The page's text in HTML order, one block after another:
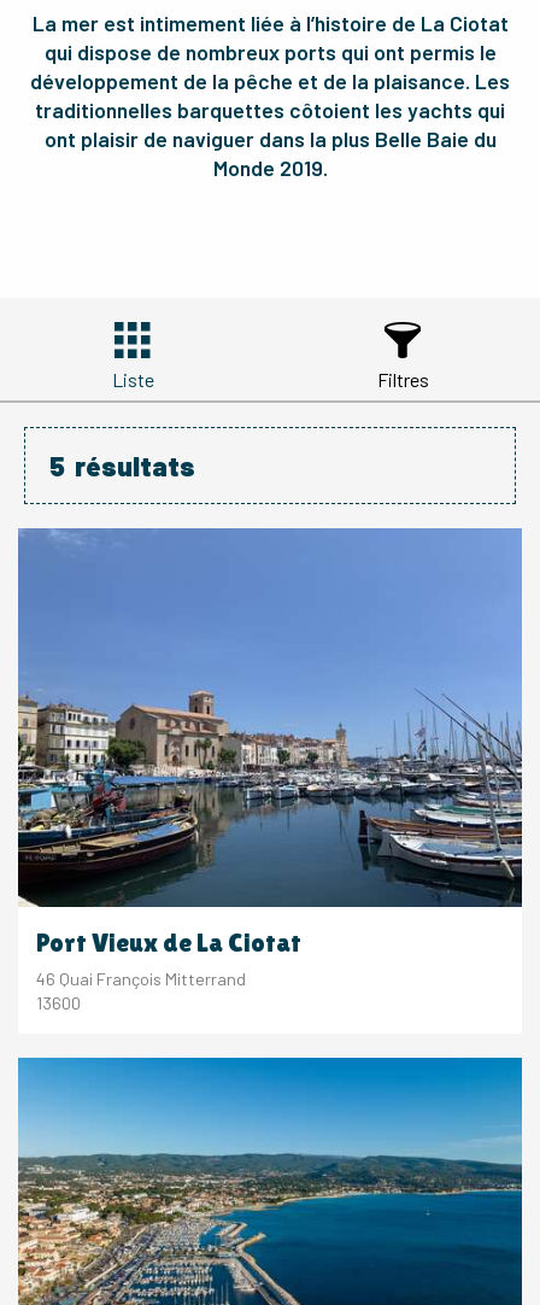
La mer est intimement liée à l’histoire de La Ciotat
qui dispose de nombreux ports qui ont permis le
développement de la pêche et de la plaisance. Les
traditionnelles barquettes côtoient les yachts qui
ont plaisir de naviguer dans la plus Belle Baie du
Monde 2019.
Liste Filtres
5 résultats
Port Vieux de La Ciotat
46 Quai François Mitterrand
13600